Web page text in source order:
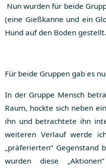
Nun wurden für beide
(eine Gießkanne und ein
Hund auf den Boden gestellt.
Für beide Gruppen gab es
In der Gruppe Mensch
Raum, hockte sich neben
ihn und betrachtete ihn
weiteren Verlauf werde
„präferierten“
wurden diese